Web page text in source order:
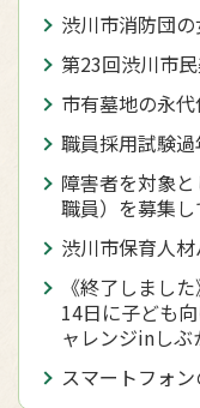
渋川市消防団
第23回渋川市
市有墓地の永
職員採用試験
障害者を対象
職員）を募集
渋川市保育人
《終了しまし
14日に子ども
ャレンジinし
スマートフォ